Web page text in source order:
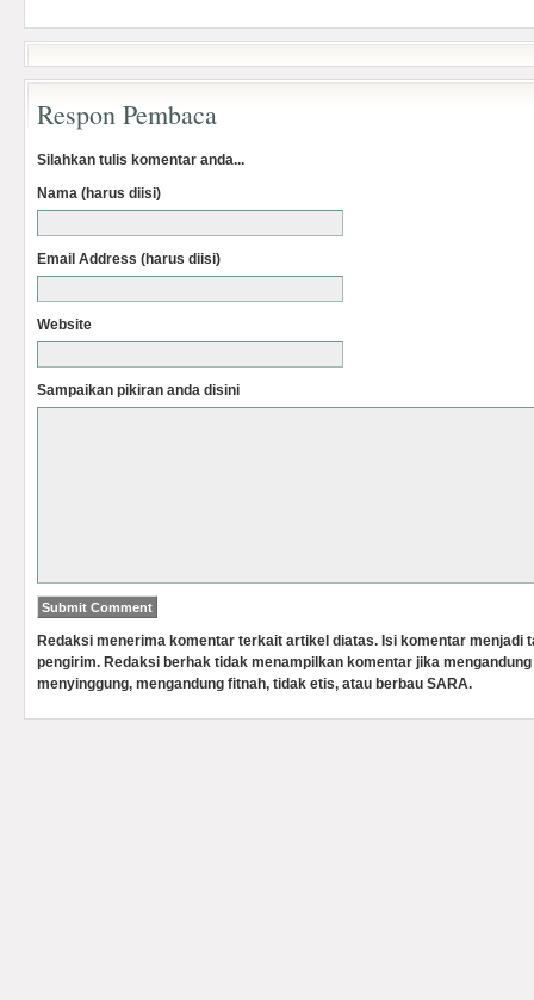
Respon Pembaca
Silahkan tulis komentar anda...
Nama (harus diisi)
Email Address (harus diisi)
Website
Sampaikan pikiran anda disini
Redaksi menerima komentar terkait artikel diatas. Isi komentar menjadi
pengirim. Redaksi berhak tidak menampilkan komentar jika
menyinggung, mengandung fitnah, tidak etis, atau berbau SARA.